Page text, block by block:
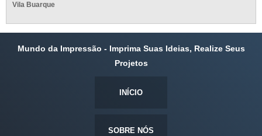
Vila Buarque
Mundo da Impressão - Imprima Suas Ideias, Realize Seus
Projetos
INÍCIO
SOBRE NÓS